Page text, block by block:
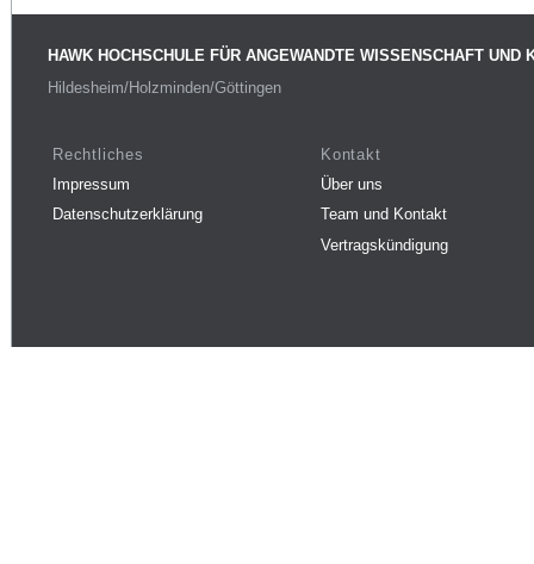
HAWK HOCHSCHULE FÜR ANGEWANDTE WISSENSCHAFT UND
Hildesheim/Holzminden/Göttingen
Rechtliches
Impressum
Datenschutzerklärung
Kontakt
Über uns
Team und Kontakt
Vertragskündigung